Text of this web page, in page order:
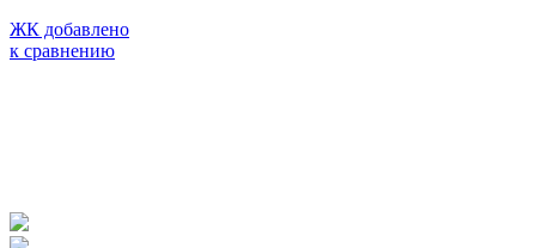
ЖК добавлено
к сравнению